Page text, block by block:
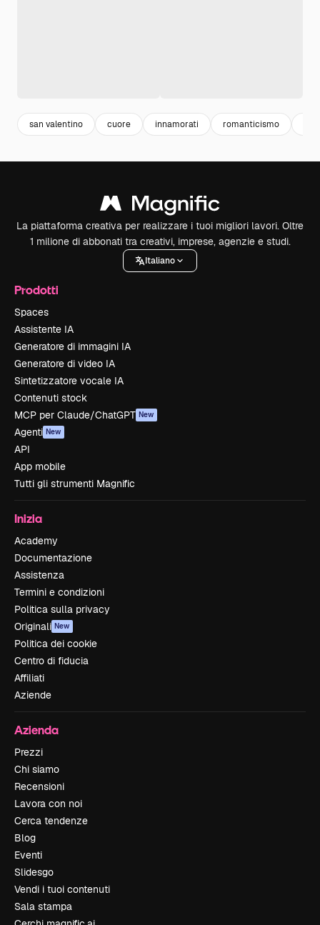
san valentino cuore innamorati romanticismo
La piattaforma creativa per realizzare i tuoi migliori lavori. Oltre
1 milione di abbonati tra creativi, imprese, agenzie e studi.
Italiano
Prodotti
Spaces
Assistente IA
Generatore di immagini IA
Generatore di video IA
Sintetizzatore vocale IA
Contenuti stock
MCP per Claude/ChatGPT New
Agenti New
API
App mobile
Tutti gli strumenti Magnific
Inizia
Academy
Documentazione
Assistenza
Termini e condizioni
Politica sulla privacy
Originali New
Politica dei cookie
Centro di fiducia
Affiliati
Aziende
Azienda
Prezzi
Chi siamo
Recensioni
Lavora con noi
Cerca tendenze
Blog
Eventi
Slidesgo
Vendi i tuoi contenuti
Sala stampa